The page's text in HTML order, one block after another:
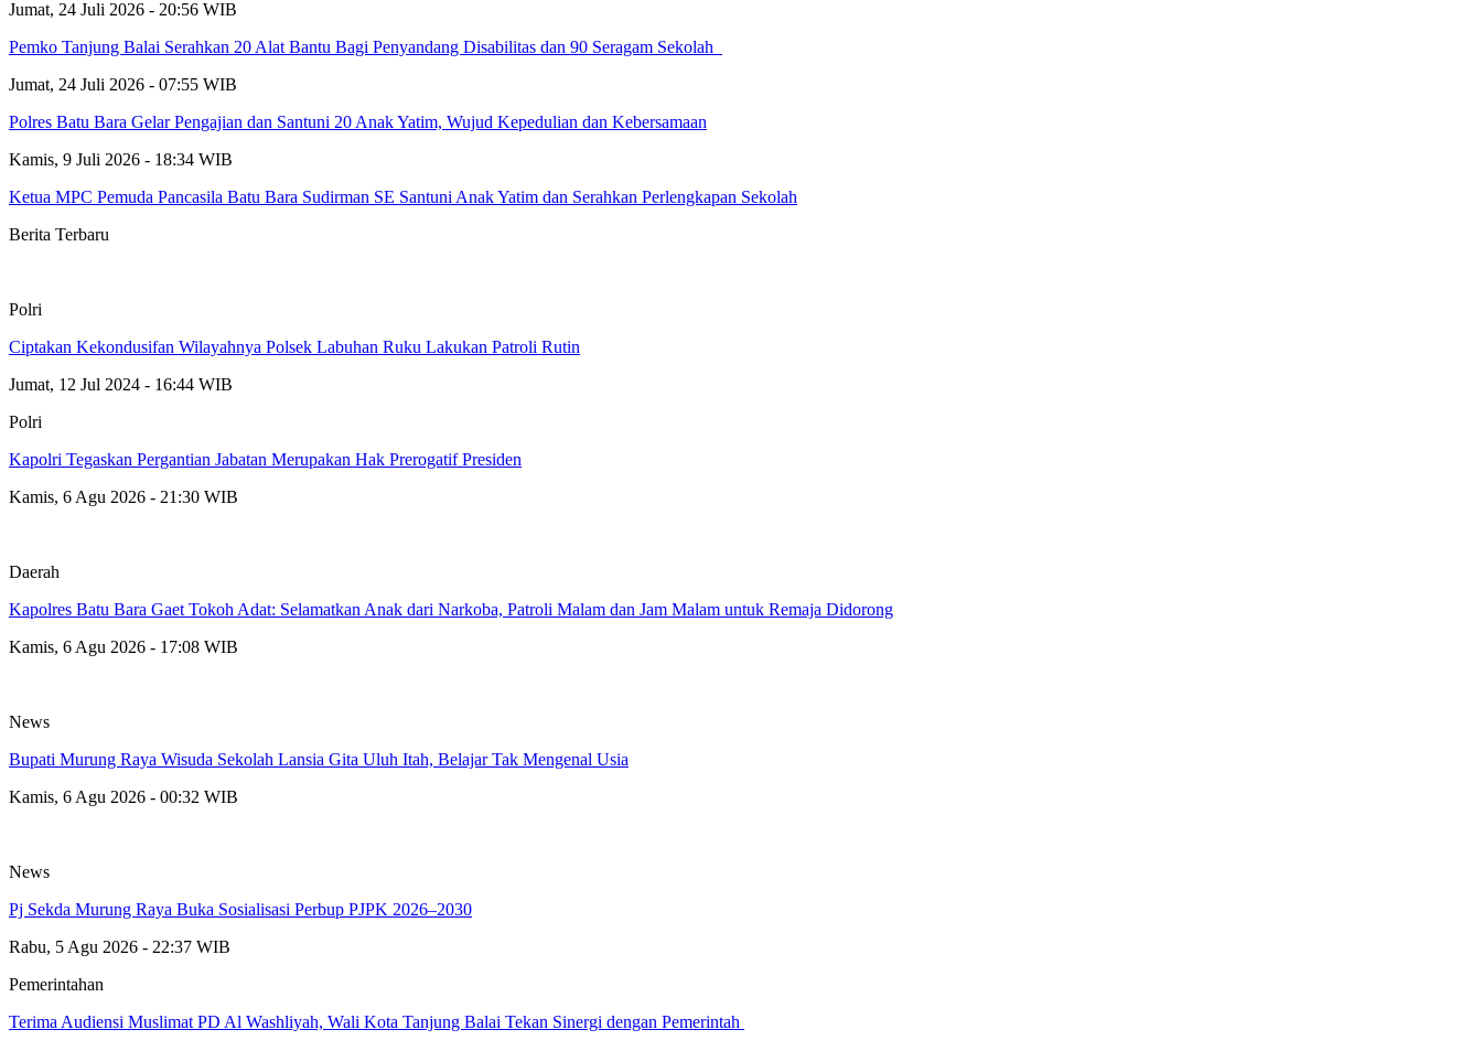
Jumat, 24 Juli 2026 - 20:56 WIB
Pemko Tanjung Balai Serahkan 20 Alat Bantu Bagi Penyandang Disabilitas dan 90 Seragam Sekolah
Jumat, 24 Juli 2026 - 07:55 WIB
Polres Batu Bara Gelar Pengajian dan Santuni 20 Anak Yatim, Wujud Kepedulian dan Kebersamaan
Kamis, 9 Juli 2026 - 18:34 WIB
Ketua MPC Pemuda Pancasila Batu Bara Sudirman SE Santuni Anak Yatim dan Serahkan Perlengkapan Sekolah
Berita Terbaru
Polri
Ciptakan Kekondusifan Wilayahnya Polsek Labuhan Ruku Lakukan Patroli Rutin
Jumat, 12 Jul 2024 - 16:44 WIB
Polri
Kapolri Tegaskan Pergantian Jabatan Merupakan Hak Prerogatif Presiden
Kamis, 6 Agu 2026 - 21:30 WIB
Daerah
Kapolres Batu Bara Gaet Tokoh Adat: Selamatkan Anak dari Narkoba, Patroli Malam dan Jam Malam untuk Remaja Didorong
Kamis, 6 Agu 2026 - 17:08 WIB
News
Bupati Murung Raya Wisuda Sekolah Lansia Gita Uluh Itah, Belajar Tak Mengenal Usia
Kamis, 6 Agu 2026 - 00:32 WIB
News
Pj Sekda Murung Raya Buka Sosialisasi Perbup PJPK 2026–2030
Rabu, 5 Agu 2026 - 22:37 WIB
Pemerintahan
Terima Audiensi Muslimat PD Al Washliyah, Wali Kota Tanjung Balai Tekan Sinergi dengan Pemerintah